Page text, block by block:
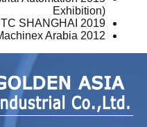
Exhibition)
SHANGHAI 2019
Arabia 2012